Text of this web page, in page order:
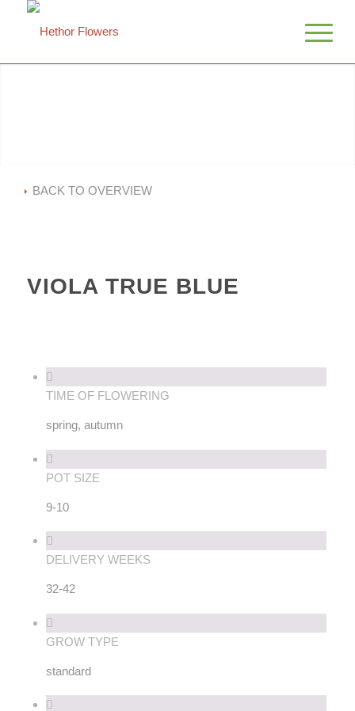
BACK TO OVERVIEW
VIOLA TRUE BLUE
TIME OF FLOWERING
spring, autumn
POT SIZE
9-10
DELIVERY WEEKS
32-42
GROW TYPE
standard